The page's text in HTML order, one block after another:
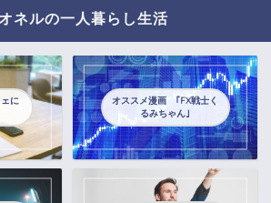
ネルの一人暮らし生活
に
オススメ漫画 ｢FX戦士く
るみちゃん｣